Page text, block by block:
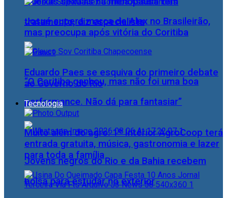
tratamento, diz especialista
“O Coritiba ganhou, mas não foi uma boa
performance. Não dá para fantasiar”
Jovens negros do Rio e da Bahia recebem
bolsa para estudar no exterior
Josué supera marca de Alex no Brasileirão,
mas preocupa após vitória do Coritiba
Eduardo Paes se esquiva do primeiro debate
ao Governo do Rio
Tecnologia
Muito além do agro: 1º Interior AgroCoop terá
entrada gratuita, música, gastronomia e lazer
para toda a família